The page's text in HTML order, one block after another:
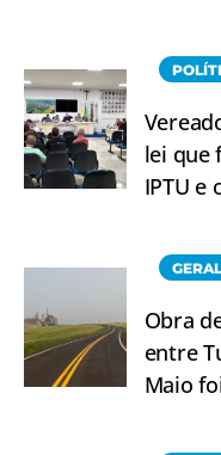
lei que
IPTU e
GERAL
Obra
entre
Maio